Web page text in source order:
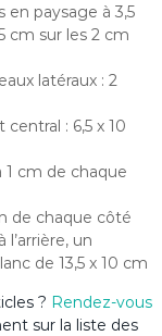
en paysage à 3,5
cm sur les 2 cm
latéraux : 2
: 6,5 x 10
1 cm de chaque
de chaque côté
un
de 13,5 x 10 cm
? Rendez-vous
sur la liste des